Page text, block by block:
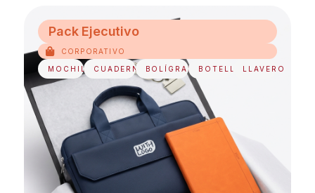
Pack Ejecutivo
CORPORATIVO
MOCHILA CUADERNOBOLÍGRAFOBOTELLA LLAVERO